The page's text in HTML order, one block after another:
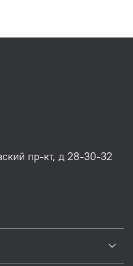
пр-кт, д 28-30-32